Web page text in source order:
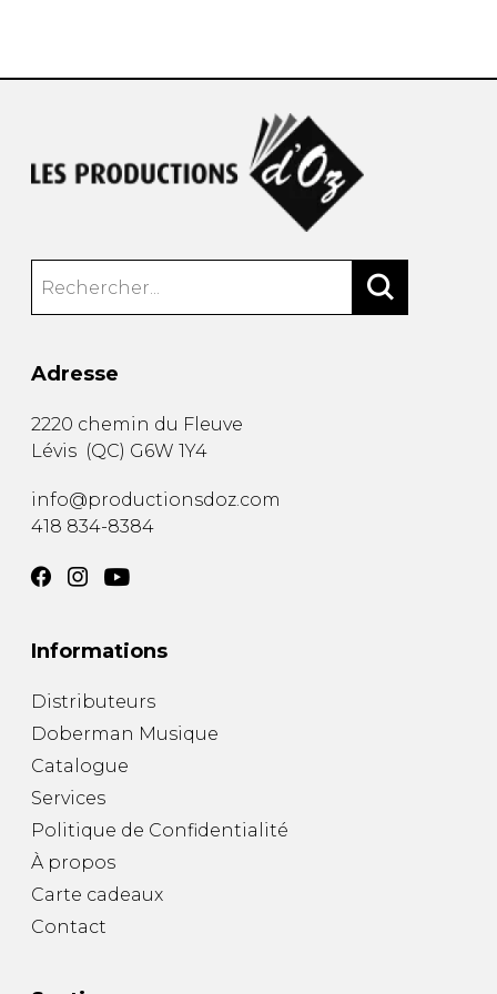
Adresse
2220 chemin du Fleuve
Lévis (QC) G6W 1Y4
info@productionsdoz.com
418 834-8384
Informations
Distributeurs
Doberman Musique
Catalogue
Services
Politique de Confidentialité
À propos
Carte cadeaux
Contact